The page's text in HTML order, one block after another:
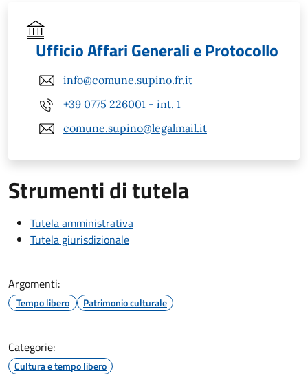
Ufficio Affari Generali e Protocollo
info@comune.supino.fr.it
+39 0775 226001 - int. 1
comune.supino@legalmail.it
Strumenti di tutela
Tutela amministrativa
Tutela giurisdizionale
Argomenti:
Tempo libero Patrimonio culturale
Categorie:
Cultura e tempo libero